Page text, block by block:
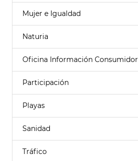
Mujer e Igualdad
Naturia
Oficina Información Consumidor
Participación
Playas
Sanidad
Tráfico